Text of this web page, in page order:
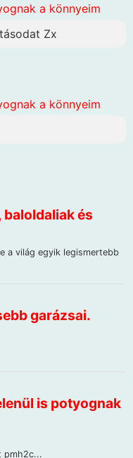
a könnyeim
Zx
a könnyeim